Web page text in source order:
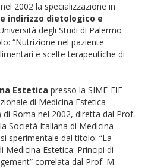
2002 la specializzazione in
indirizzo dietologico e
degli Studi di Palermo
“Nutrizione nel paziente
e scelte terapeutiche di
Estetica presso la SIME-FIF
di Medicina Estetica –
Roma nel 2002, diretta dal Prof.
Società Italiana di Medicina
sperimentale dal titolo: “La
Estetica: Principi di
correlata dal Prof. M.